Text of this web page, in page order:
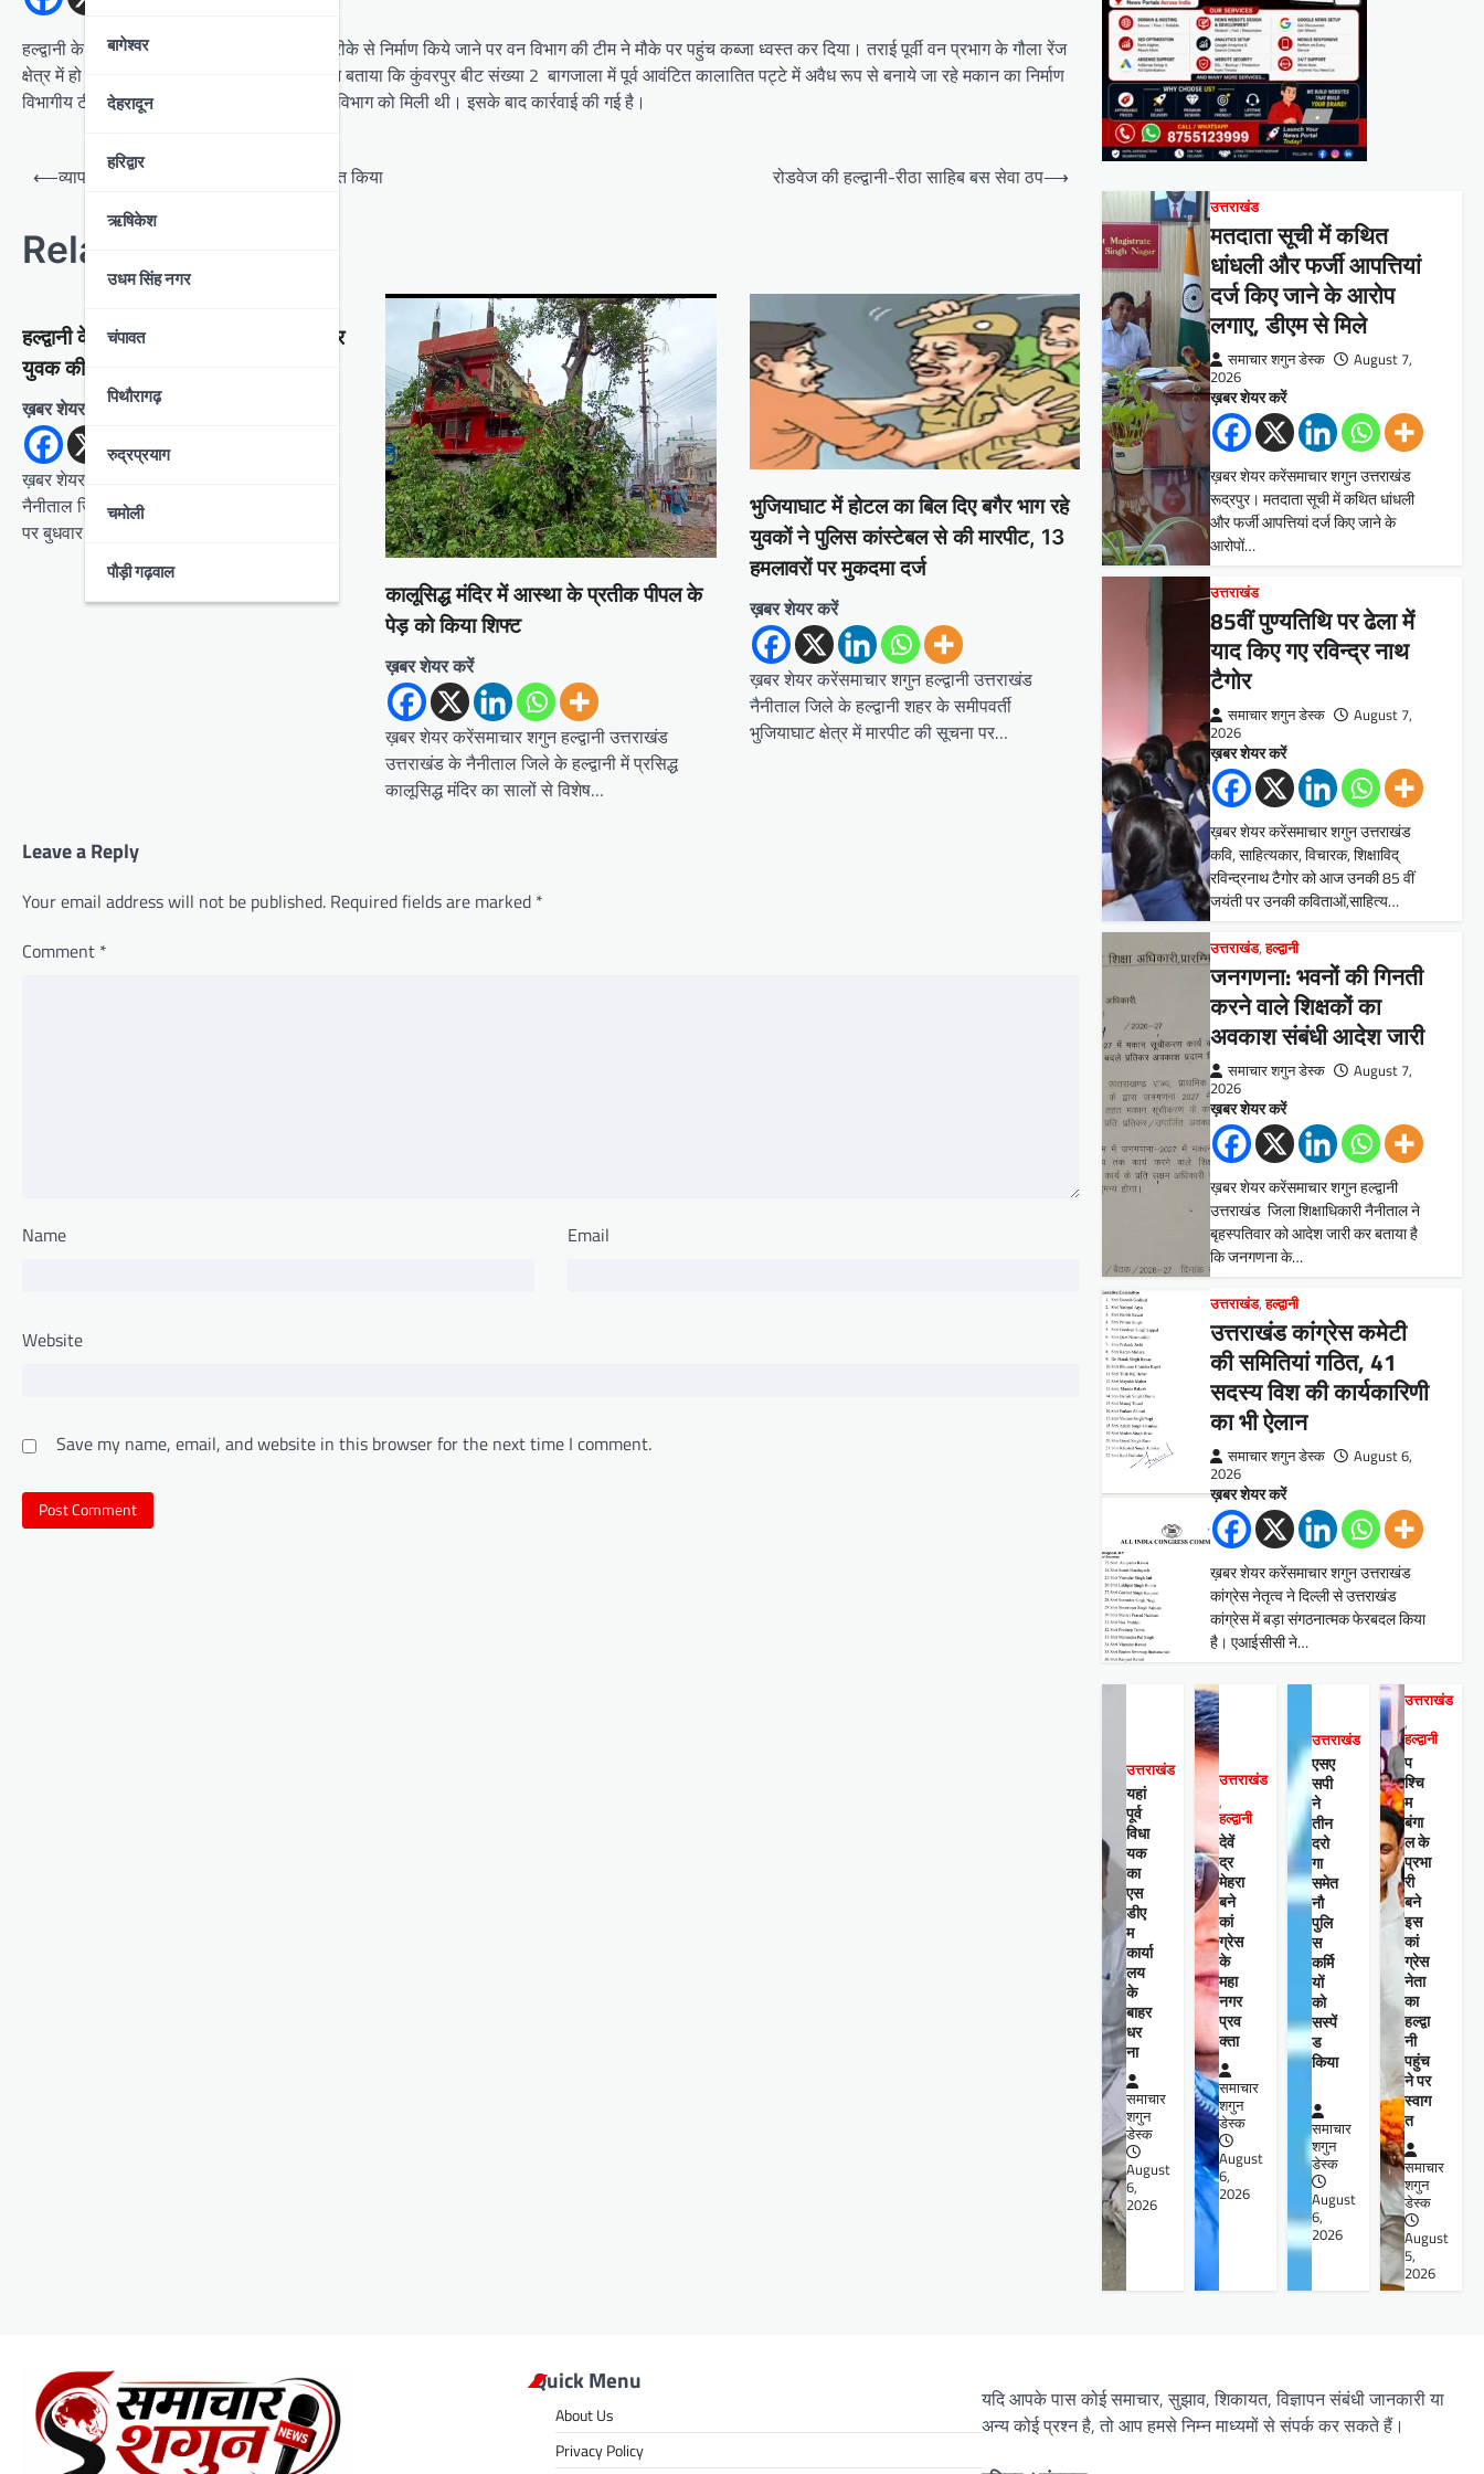
बागेश्वर
देहरादून
हरिद्वार
ऋषिकेश
उधम सिंह नगर
चंपावत
पिथौरागढ़
रुद्रप्रयाग
चमोली
पौड़ी गढ़वाल
हल्द्वानी के गौलापार बागजाला में वन भूमि पर अवैध तरीके से निर्माण किये जाने पर वन विभाग की टीम ने मौके पर पहुंच कब्जा ध्वस्त कर दिया। तराई पूर्वी वन प्रभाग के गौला रेंज
क्षेत्र में हो रहे निर्माण के बाबत रेंजर चंदन अधिकारी ने बताया कि कुंवरपुर बीट संख्या 2 बागजाला में पूर्व आवंटित कालातित पट्टे में अवैध रूप से बनाये जा रहे मकान का निर्माण
विभागीय टीम ने रोका है। अवैध निर्माण की शिकायत विभाग को मिली थी। इसके बाद कार्रवाई की गई है।
P
s
t
a
v
i
g
a
t
i
⟵व्यापारियों ने डीजीपी अशोक कुमार को सम्मानित किया रोडवेज की हल्द्वानी-रीठा साहिब बस सेवा ठप⟶
Related Posts
हल्द्वानी के रामपुर रोड पर हादसा, स्कूटी सवार
युवक की मौत
ख़बर शेयर करें
ख़बर शेयर करेंसमाचार शगुन हल्द्वानी उत्तराखंड
नैनीताल जिले के रामपुर रोड पंचायत घर से कुछ दूरी
पर बुधवार की देर…
कालूसिद्ध मंदिर में आस्था के प्रतीक पीपल के
पेड़‌ को किया शिफ्ट
ख़बर शेयर करें
ख़बर शेयर करेंसमाचार शगुन हल्द्वानी उत्तराखंड
उत्तराखंड के नैनीताल जिले के हल्द्वानी में प्रसिद्ध
कालूसिद्ध मंदिर का सालों से विशेष…
भुजियाघाट में होटल का बिल दिए बगैर भाग रहे
युवकों ने पुलिस कांस्टेबल से की मारपीट, 13
हमलावरों पर मुकदमा दर्ज
ख़बर शेयर करें
ख़बर शेयर करेंसमाचार शगुन हल्द्वानी उत्तराखंड
नैनीताल जिले के हल्द्वानी शहर के समीपवर्ती
भुजियाघाट क्षेत्र में मारपीट की सूचना पर…
Leave a Reply
Your email address will not be published. Required fields are marked *
Comment *
Name Email
Website
Save my name, email, and website in this browser for the next time I comment.
उत्तराखंड
मतदाता सूची में कथित
धांधली और फर्जी आपत्तियां
दर्ज किए जाने के आरोप
लगाए, डीएम से मिले
समाचार शगुन डेस्क
August 7,
2026
ख़बर शेयर करें
ख़बर शेयर करेंसमाचार शगुन उत्तराखंड
रूद्रपुर। मतदाता सूची में कथित धांधली
और फर्जी आपत्तियां दर्ज किए जाने के
आरोपों…
उत्तराखंड
85वीं पुण्यतिथि पर ढेला में
याद किए गए रविन्द्र नाथ
टैगोर
समाचार शगुन डेस्क
August 7,
2026
ख़बर शेयर करें
ख़बर शेयर करेंसमाचार शगुन उत्तराखंड
कवि, साहित्यकार, विचारक, शिक्षाविद्
रविन्द्रनाथ टैगोर को आज उनकी 85 वीं
जयंती पर उनकी कविताओं,साहित्य…
उत्तराखंड,हल्द्वानी
जनगणना: भवनों की गिनती
करने वाले शिक्षकों का
अवकाश संबंधी आदेश जारी
समाचार शगुन डेस्क
August 7,
2026
ख़बर शेयर करें
ख़बर शेयर करेंसमाचार शगुन हल्द्वानी
उत्तराखंड जिला शिक्षाधिकारी नैनीताल ने
बृहस्पतिवार को आदेश जारी कर बताया है
कि जनगणना के…
उत्तराखंड,हल्द्वानी
उत्तराखंड कांग्रेस कमेटी
की समितियां गठित, 41
सदस्य विश की कार्यकारिणी
का भी ऐलान
समाचार शगुन डेस्क
August 6,
2026
ख़बर शेयर करें
ख़बर शेयर करेंसमाचार शगुन उत्तराखंड
कांग्रेस नेतृत्व ने दिल्ली से उत्तराखंड
कांग्रेस में बड़ा संगठनात्मक फेरबदल किया
है। एआईसीसी ने…
उत्तराखंड
यहां
पूर्व
विधा
यक
का
एस
डीए
म
कार्या
लय
के
बाहर
धर
ना
समाचार
शगुन
डेस्क
August
6,
2026
उत्तराखंड
,
हल्द्वानी
देवें
द्र
मेहरा
बने
कां
ग्रेस
के
महा
नगर
प्रव
क्ता
समाचार
शगुन
डेस्क
August
6,
2026
उत्तराखंड
एसए
सपी
ने
तीन
दरो
गा
समेत
नौ
पुलि
स
कर्मि
यों
को
सस्पें
ड
किया
समाचार
शगुन
डेस्क
August
6,
2026
उत्तराखंड
,
हल्द्वानी
प
श्चि
म
बंगा
ल के
प्रभा
री
बने
इस
कां
ग्रेस
नेता
का
हल्द्वा
नी
पहुंच
ने पर
स्वाग
त
समाचार
शगुन
डेस्क
August
5,
2026
Quick Menu
About Us
Privacy Policy
यदि आपके पास कोई समाचार, सुझाव, शिकायत, विज्ञापन संबंधी जानकारी या
अन्य कोई प्रश्न है, तो आप हमसे निम्न माध्यमों से संपर्क कर सकते हैं।